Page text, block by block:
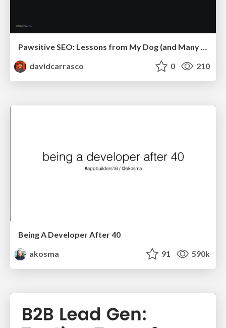
Pawsitive SEO: Lessons from My Dog (and Many Mistakes) on Thriving as a Consultant in the Age of AI
davidcarrasco
0 210
Being A Developer After 40
akosma
91 590k